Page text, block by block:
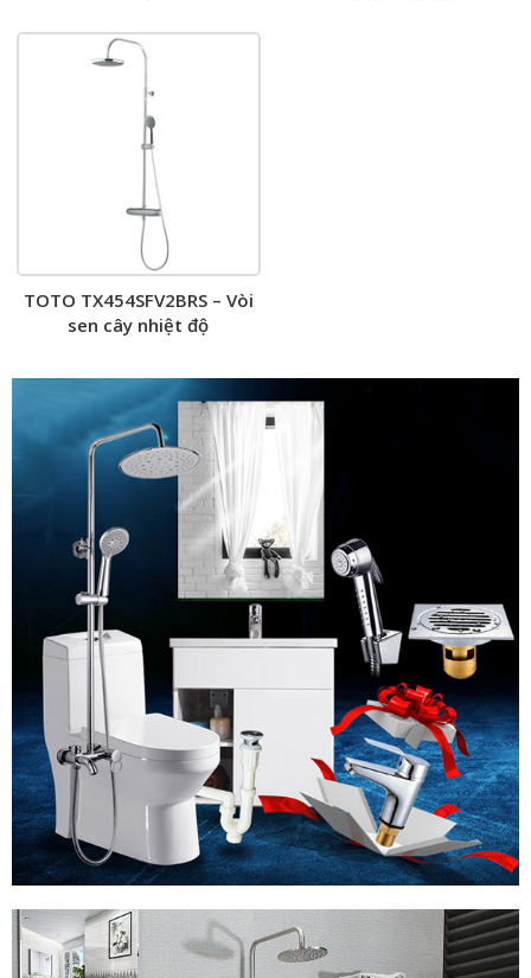
TOTO TX454SFV2BRS – Vòi
sen cây nhiệt độ